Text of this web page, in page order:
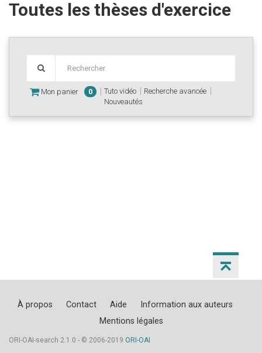
Toutes les thèses d'exercice
Mon panier 0 Tuto vidéo
Recherche avancée
Nouveautés
À propos Contact Aide
Information aux auteurs
Mentions légales
ORI-OAI-search 2.1.0 - © 2006-2019 ORI-OAI